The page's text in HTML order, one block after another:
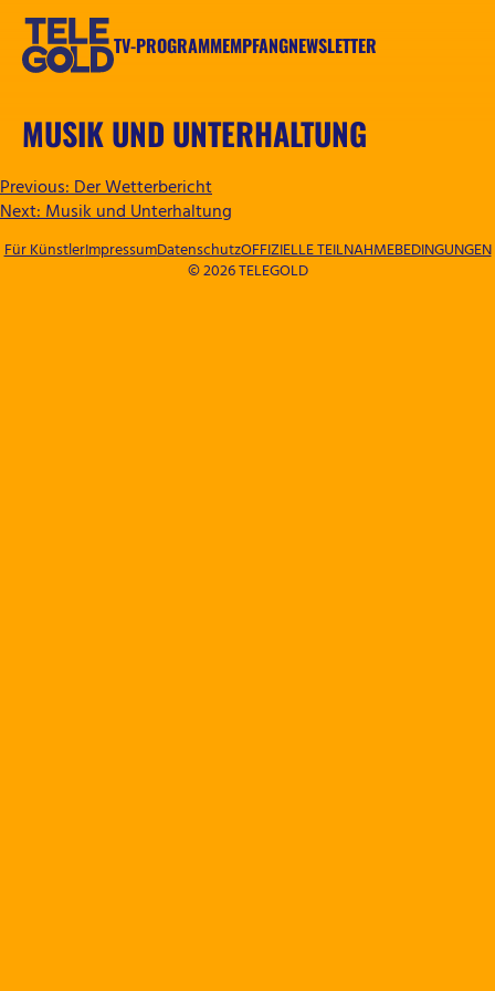
Zum
springen
TV-PROGRAMMEMPFANGNEWSLETTER
MUSIK UND UNTERHALTUNG
BEITRAGSNAVIGATION
Previous:Der Wetterbericht
Next:Musik und Unterhaltung
© 2026 TELEGOLD
Für KünstlerImpressumDatenschutzOFFIZIELLE TEILNAHMEBEDINGUNGEN